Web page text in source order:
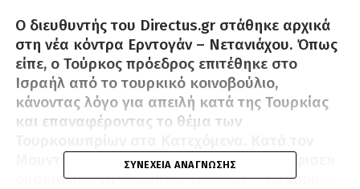
Ο διευθυντής του Directus.gr στάθηκε αρχικά
στη νέα κόντρα Ερντογάν – Νετανιάχου. Όπως
είπε, ο Τούρκος πρόεδρος επιτέθηκε στο
Ισραήλ από το τουρκικό κοινοβούλιο,
κάνοντας λόγο για απειλή κατά της Τουρκίας
και επαναφέροντας το θέμα των
Μουντζουρούλια, ο Ερντογάν «φωτογράφισε»
ουσιαστικά τη συμμαχία Ελλάδας – Κύπρου –
ΣΥΝΈΧΕΙΑ ΑΝΆΓΝΩΣΗΣ